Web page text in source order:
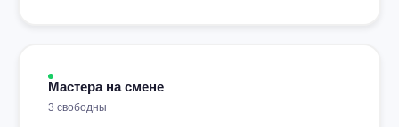
Мастера на смене
3 свободны